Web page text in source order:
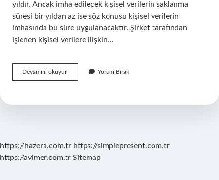
yıldır. Ancak imha edilecek kişisel verilerin saklanma
süresi bir yıldan az ise söz konusu kişisel verilerin
imhasında bu süre uygulanacaktır. Şirket tarafından
işlenen kişisel verilere ilişkin…
Devamını okuyun
Veri
Aydınlatma
Yerine
Getirilmelidir
Yorum Bırak
https://hazera.com.tr https://simplepresent.com.tr
https://avimer.com.tr Sitemap